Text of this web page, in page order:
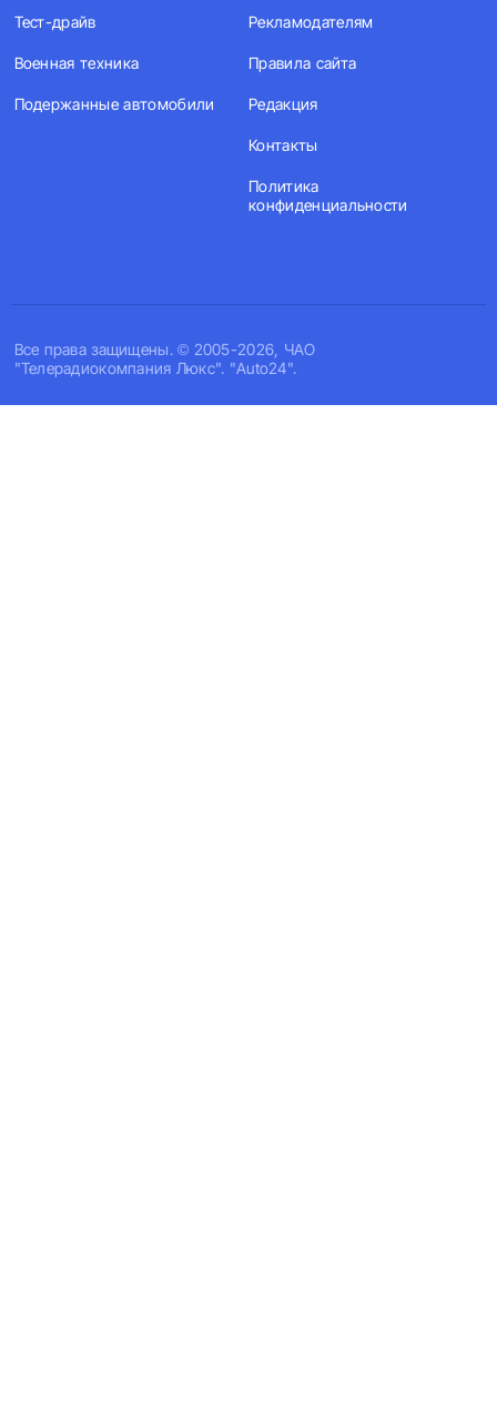
Все права защищены. © 2005-2026, ЧАО
"Телерадиокомпания Люкс". "Auto24".
Тест-драйв
Военная техника
Подержанные автомобили
Рекламодателям
Правила сайта
Редакция
Контакты
Политика
конфиденциальности